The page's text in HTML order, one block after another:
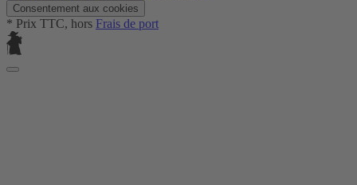
Consentement aux cookies
* Prix TTC, hors Frais de port